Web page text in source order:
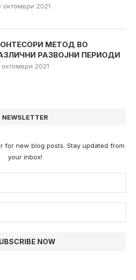
октомври 2021
МЕТОД ВО
РАЗВОЈНИ ПЕРИОДИ
октомври 2021
NEWSLETTER
for new blog posts. Stay updated from
your inbox!